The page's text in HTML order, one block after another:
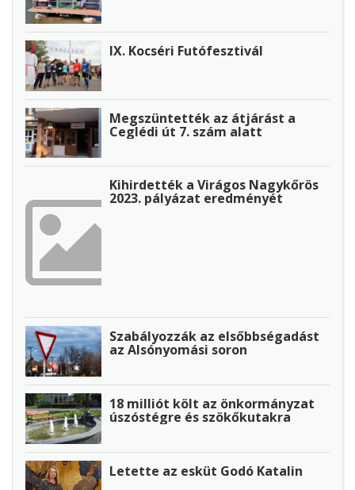
IX. Kocséri Futófesztivál
Megszüntették az átjárást a
Ceglédi út 7. szám alatt
Kihirdették a Virágos Nagykőrös
2023. pályázat eredményét
Szabályozzák az elsőbbségadást
az Alsónyomási soron
18 milliót költ az önkormányzat
úszóstégre és szökőkutakra
Letette az esküt Godó Katalin